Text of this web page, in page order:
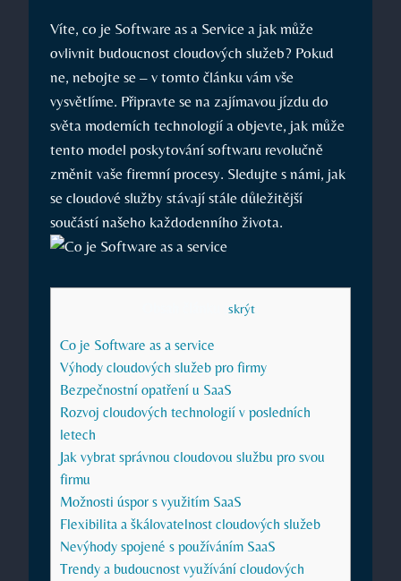
Víte, co je Software as a Service a jak může
ovlivnit budoucnost cloudových služeb? Pokud
ne, nebojte se – v tomto článku vám vše
vysvětlíme. Připravte se na zajímavou jízdu do
světa moderních technologií a objevte, jak může
tento model poskytování softwaru revolučně
změnit vaše firemní procesy. Sledujte s námi, jak
se cloudové služby stávají stále důležitější
součástí našeho každodenního života.
skrýt]
Co je Software as a service
Výhody cloudových služeb pro firmy
Bezpečnostní opatření u SaaS
Rozvoj cloudových technologií v posledních
letech
Jak vybrat správnou cloudovou službu pro svou
firmu
Možnosti úspor s využitím SaaS
Flexibilita a škálovatelnost cloudových služeb
Nevýhody spojené s používáním SaaS
Trendy a budoucnost využívání cloudových